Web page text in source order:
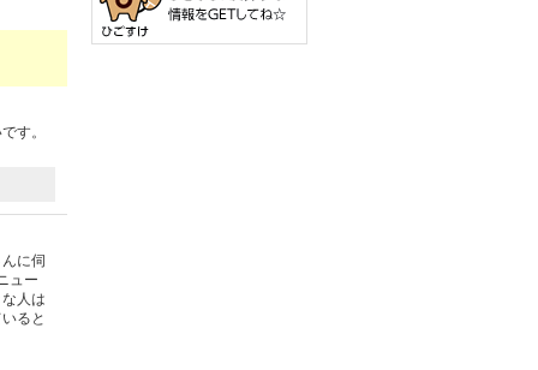
す。
に伺
ュー
人は
ると